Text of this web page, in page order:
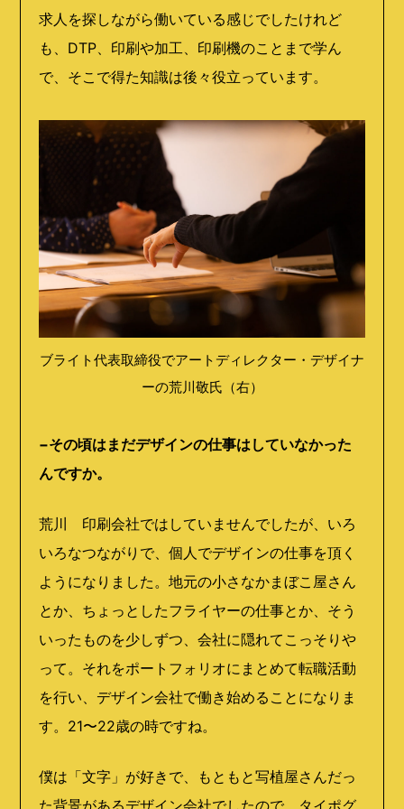
求人を探しながら働いている感じでしたけれど
も、DTP、印刷や加工、印刷機のことまで学ん
で、そこで得た知識は後々役立っています。
ブライト代表取締役でアートディレクター・デザイナ
ーの荒川敬氏（右）
−その頃はまだデザインの仕事はしていなかった
んですか。
荒川 印刷会社ではしていませんでしたが、いろ
いろなつながりで、個人でデザインの仕事を頂く
ようになりました。地元の小さなかまぼこ屋さん
とか、ちょっとしたフライヤーの仕事とか、そう
いったものを少しずつ、会社に隠れてこっそりや
って。それをポートフォリオにまとめて転職活動
を行い、デザイン会社で働き始めることになりま
す。21〜22歳の時ですね。
僕は「文字」が好きで、もともと写植屋さんだっ
た背景があるデザイン会社でしたので、タイポグ